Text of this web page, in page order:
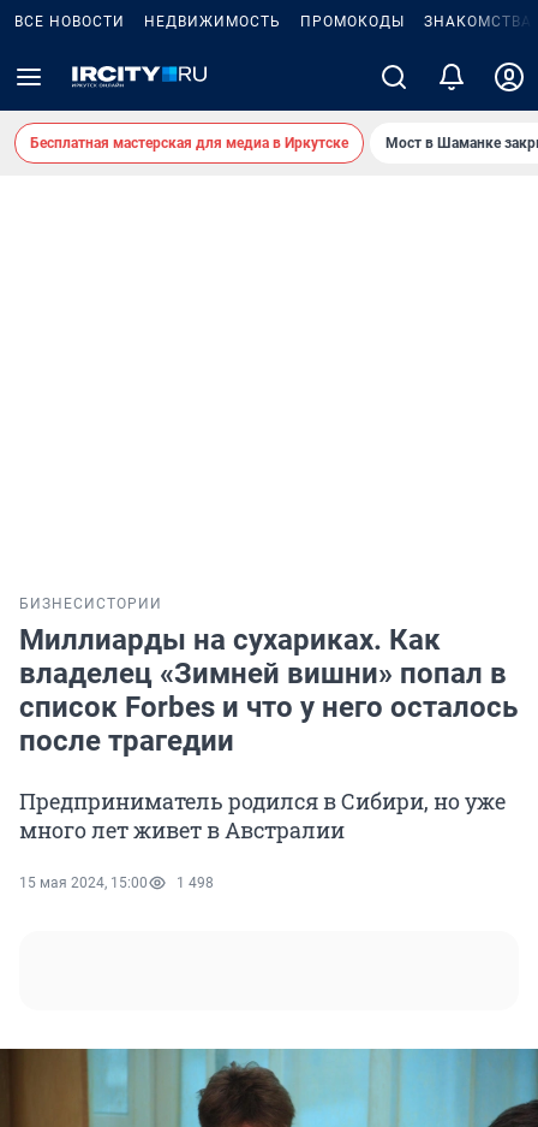
ВСЕ НОВОСТИ НЕДВИЖИМОСТЬ ПРОМОКОДЫ ЗНАКОМСТВА
Бесплатная мастерская для медиа в Иркутске Мост в Шаманке
БИЗНЕС ИСТОРИИ
Миллиарды на сухариках. Как
владелец «Зимней вишни» попал в
список Forbes и что у него осталось
после трагедии
Предприниматель родился в Сибири, но уже
много лет живет в Австралии
15 мая 2024, 15:00 1 498